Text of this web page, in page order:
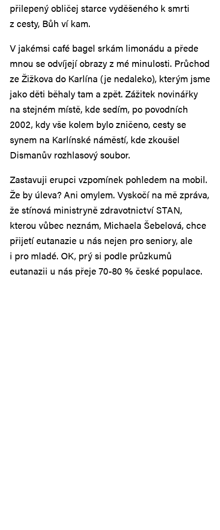
přilepený obličej starce vyděšeného k smrti
z cesty, Bůh ví kam.
V jakémsi café bagel srkám limonádu a přede
mnou se odvíjejí obrazy z mé minulosti. Průchod
ze Žižkova do Karlína (je nedaleko), kterým jsme
jako děti běhaly tam a zpět. Zážitek novinářky
na stejném místě, kde sedím, po povodních
2002, kdy vše kolem bylo zničeno, cesty se
synem na Karlínské náměstí, kde zkoušel
Dismanův rozhlasový soubor.
Zastavuji erupci vzpomínek pohledem na mobil.
Že by úleva? Ani omylem. Vyskočí na mě zpráva,
že stínová ministryně zdravotnictví STAN,
kterou vůbec neznám, Michaela Šebelová, chce
přijetí eutanazie u nás nejen pro seniory, ale
i pro mladé. OK, prý si podle průzkumů
eutanazii u nás přeje 70-80 % české populace.